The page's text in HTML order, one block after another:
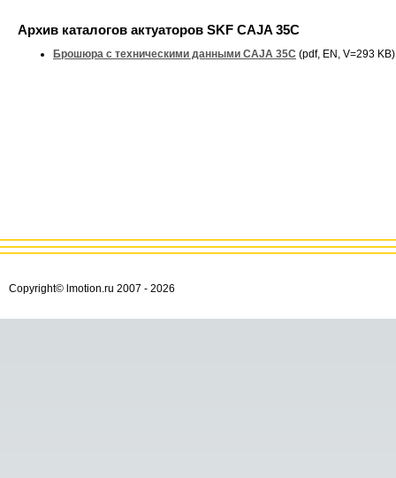
Архив каталогов актуаторов SKF CAJA 35C
Брошюра с техническими данными CAJA 35C (pdf, EN, V=293 KB)
Copyright© lmotion.ru 2007 - 2026